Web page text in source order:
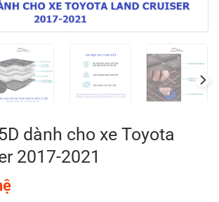
dành cho xe Toyota
2017-2021